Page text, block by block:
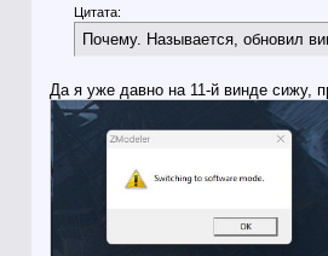
Цитата:
Почему. Называется, обновил
Да я уже давно на 11-й винде сижу,